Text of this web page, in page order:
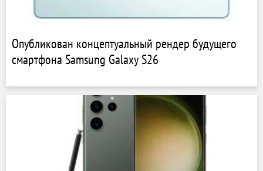
Опубликован концептуальный рендер будущего
смартфона Samsung Galaxy S26